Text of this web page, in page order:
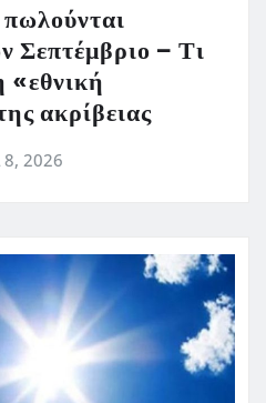
Σεπτέμβριο – Τι
«εθνική
ακρίβειας
8, 2026